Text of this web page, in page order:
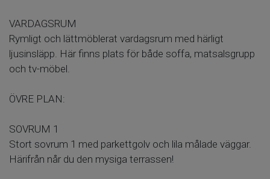
VARDAGSRUM
Rymligt och lättmöblerat vardagsrum med härligt
ljusinsläpp. Här finns plats för både soffa, matsalsgrupp
och tv-möbel.
ÖVRE PLAN:
SOVRUM 1
Stort sovrum 1 med parkettgolv och lila målade väggar.
Härifrån når du den mysiga terrassen!